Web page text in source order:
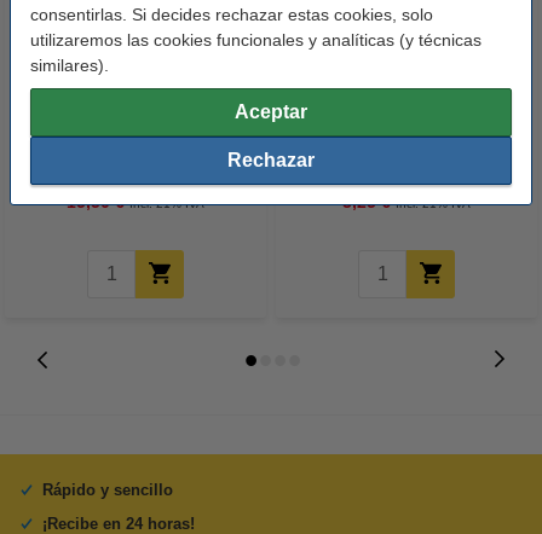
consentirlas. Si decides rechazar estas cookies, solo
utilizaremos las cookies funcionales y analíticas (y técnicas
similares).
Aceptar
Rechazar
15,50 € Incl. 21% IVA
Esselte 15262 separadores de
3,25 € Incl. 21% IVA
Rápido y sencillo
¡Recibe en 24 horas!